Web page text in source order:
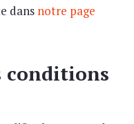
dans notre page
conditions